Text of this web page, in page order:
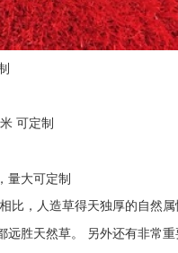
可定制
量大可定制
比，人造草得天独厚的自然
远胜天然草。 另外还有非常